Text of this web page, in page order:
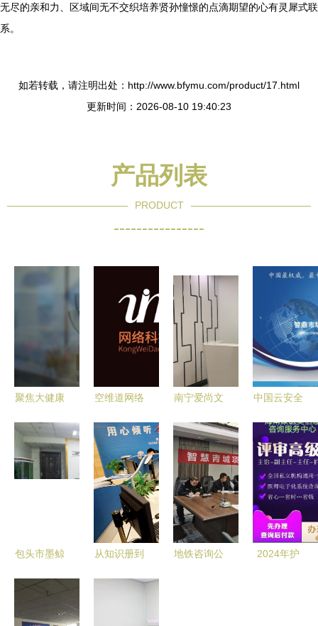
无尽的亲和力、区域间无不交织培养贤孙憧憬的点滴期望的心有灵犀式联
系。
如若转载，请注明出处：http://www.bfymu.com/product/17.html
更新时间：2026-08-10 19:40:23
产品列表
PRODUCT
----------------
聚焦大健康
解读现代企
业的多元经
营战略
空维道网络
化时代的信
息咨询服务
新范式
南宁爱尚文
地文化资讯
服务的桥梁
与创新者
中国云安全
场竞争格局
调研及投资
可行性咨询
报告——市
场、产品与
价值解析
包头市墨鲸
务 专业信
息解决方案
从知识册到
地铁咨询公
2024年护